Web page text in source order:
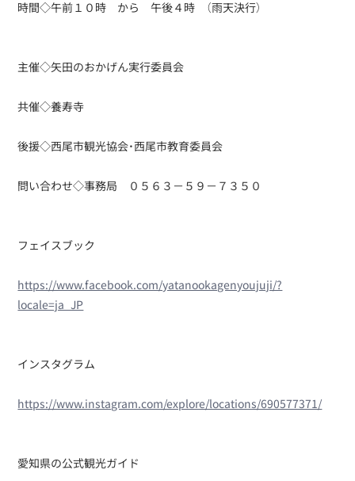
時間◇午前１０時 から 午後４時 （雨天決行）
主催◇矢田のおかげん実行委員会
共催◇養寿寺
後援◇西尾市観光協会・西尾市教育委員会
問い合わせ◇事務局 ０５６３－５９－７３５０
フェイスブック
https://www.facebook.com/yatanookagenyoujuji/?
locale=ja_JP
インスタグラム
https://www.instagram.com/explore/locations/690577371/
愛知県の公式観光ガイド